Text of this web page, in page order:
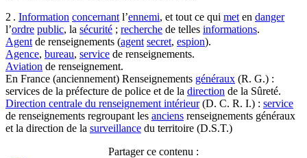
2 . Information concernant l’ennemi, et tout ce qui met en danger
l’ordre public, la sécurité ; recherche de telles informations.
Agent de renseignements (agent secret, espion).
Agence, bureau, service de renseignements.
Aviation de renseignement.
En France (anciennement) Renseignements généraux (R. G.) :
services de la préfecture de police et de la direction de la Sûreté.
Direction centrale du renseignement intérieur(D. C. R. I.) : service
de renseignements regroupant les anciens renseignements généraux
et la direction de la surveillance du territoire (D.S.T.)
Partager ce contenu :